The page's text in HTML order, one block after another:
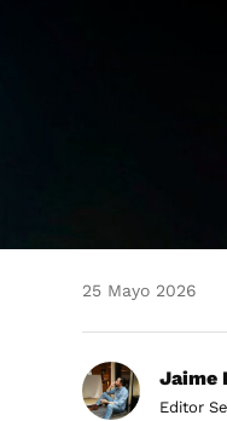
25 Mayo 2026
Jaime
Editor